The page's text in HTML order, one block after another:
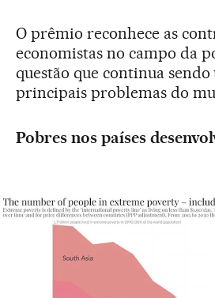
O prêmio reconhece as
economistas no campo da
questão que continua sendo
principais problemas do
Pobres nos países